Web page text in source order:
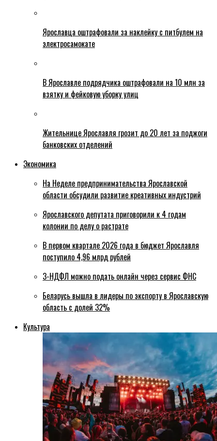
Ярославца оштрафовали за наклейку с питбулем на
электросамокате
В Ярославле подрядчика оштрафовали на 10 млн за
взятку и фейковую уборку улиц
Жительнице Ярославля грозит до 20 лет за поджоги
банковских отделений
Экономика
На Неделе предпринимательства Ярославской
области обсудили развитие креативных индустрий
Ярославского депутата приговорили к 4 годам
колонии по делу о растрате
В первом квартале 2026 года в бюджет Ярославля
поступило 4,96 млрд рублей
3-НДФЛ можно подать онлайн через сервис ФНС
Беларусь вышла в лидеры по экспорту в Ярославскую
область с долей 32%
Культура